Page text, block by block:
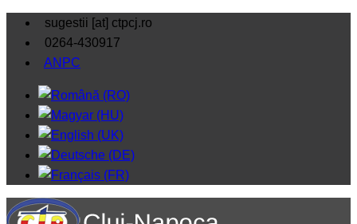
sugestii [at] ctpcj.ro
0264-430917
ANPC